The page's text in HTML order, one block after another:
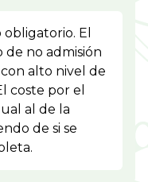
El
de no admisión
con alto nivel de
coste por el
al de la
de si se